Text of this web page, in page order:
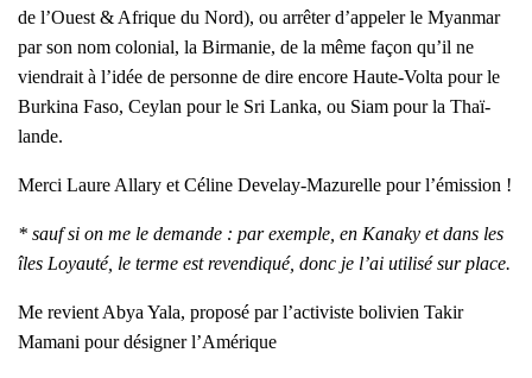
de l’Ouest & Afrique du Nord), ou arrê­ter d’ap­pe­ler le Myan­mar
par son nom colo­nial, la Bir­ma­nie, de la même façon qu’il ne
vien­drait à l’i­dée de per­sonne de dire encore Haute-Vol­ta pour le
Bur­ki­na Faso, Cey­lan pour le Sri Lan­ka, ou Siam pour la Thaï­
lande.
Mer­ci Laure Alla­ry et Céline Deve­lay-Mazu­relle pour l’é­mis­sion !
* sauf si on me le demande : par exemple, en Kana­ky et dans les
îles Loyau­té, le terme est reven­di­qué, donc je l’ai uti­li­sé sur place.
Me revient Abya Yala, pro­po­sé par l’ac­ti­viste boli­vien Takir
Mama­ni pour dési­gner l’A­mé­rique